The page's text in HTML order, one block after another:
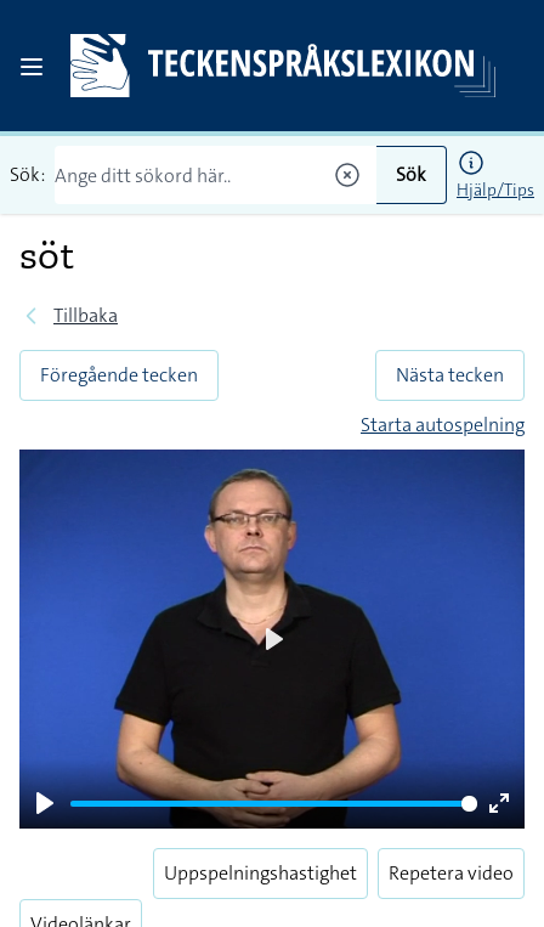
Sök: Sök
Hjälp/Tips
söt
Tillbaka
Föregående tecken
Nästa tecken
Starta autospelning
Play
Enter
Uppspelningshastighet Repetera video